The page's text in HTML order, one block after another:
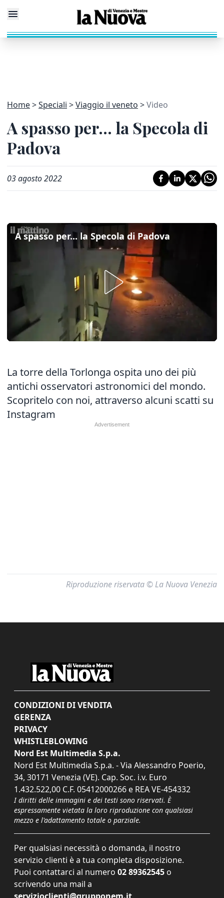
Home Speciali Viaggio il veneto Video
A spasso per... la Specola di
Padova
03 agosto 2022
A spasso per... la Specola di Padova
La torre della Torlonga ospita uno dei più
antichi osservatori astronomici del mondo.
Scopritelo con noi, attraverso alcuni scatti su
Instagram
Riproduzione riservata © La Nuova Venezia
CONDIZIONI DI VENDITA
GERENZA
PRIVACY
WHISTLEBLOWING
Nord Est Multimedia S.p.a.
Nord Est Multimedia S.p.a. - Via Alessandro Poerio,
34, 30171 Venezia (VE). Cap. Soc. i.v. Euro
1.432.522,00 C.F. 05412000266 e REA VE-454332
I diritti delle immagini e dei testi sono riservati. È
espressamente vietata la loro riproduzione con qualsiasi
mezzo e l'adattamento totale o parziale.
Per qualsiasi necessità o domanda, il nostro
servizio clienti è a tua completa disposizione.
Puoi contattarci al numero 02 89362545 o
scrivendo una mail a